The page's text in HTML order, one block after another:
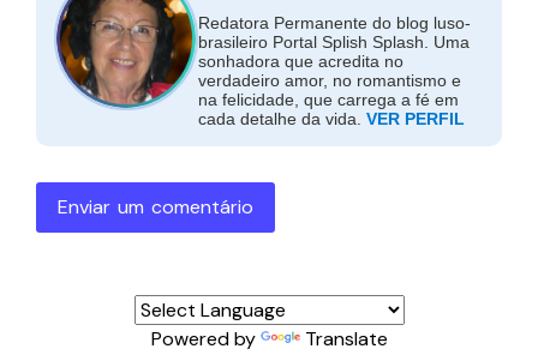
Redatora Permanente do blog luso-
brasileiro Portal Splish Splash. Uma
sonhadora que acredita no
verdadeiro amor, no romantismo e
na felicidade, que carrega a fé em
cada detalhe da vida. VER PERFIL
Enviar um comentário
Powered by Translate